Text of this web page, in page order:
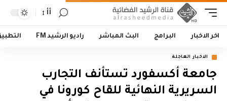
أأ
اخر الاخبار البرامج البث المباشر راديو الرشيد FM
الاخبار العاجلة
جامعة أكسفورد تستأنف التجارب
السريرية النهائية للقاح كورونا في